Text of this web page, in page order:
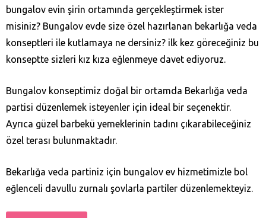
bungalov evin şirin ortamında gerçekleştirmek ister
misiniz? Bungalov evde size özel hazırlanan bekarlığa veda
konseptleri ile kutlamaya ne dersiniz? ilk kez göreceğiniz bu
konseptte sizleri kız kıza eğlenmeye davet ediyoruz.
Bungalov konseptimiz doğal bir ortamda Bekarlığa veda
partisi düzenlemek isteyenler için ideal bir seçenektir.
Ayrıca güzel barbekü yemeklerinin tadını çıkarabileceğiniz
özel terası bulunmaktadır.
Bekarlığa veda partiniz için bungalov ev hizmetimizle bol
eğlenceli davullu zurnalı şovlarla partiler düzenlemekteyiz.